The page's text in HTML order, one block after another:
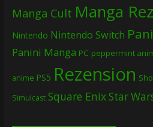
Manga Cult Manga
Nintendo Nintendo Switch
Panini Manga PC peppermint
anime PS5 Rezension
Simulcast Square EnixStar